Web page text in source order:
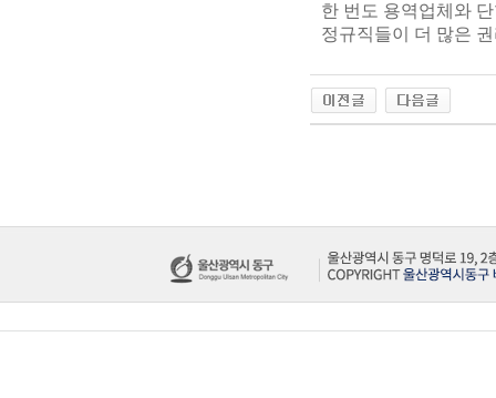
한 번도 용역업체와
정규직들이 더 많은